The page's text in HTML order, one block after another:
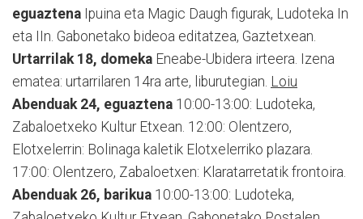
eguaztena Ipuina eta Magic Daugh figurak, Ludoteka In
eta IIn. Gabonetako bideoa editatzea, Gaztetxean.
Urtarrilak 18, domeka Eneabe-Ubidera irteera. Izena
ematea: urtarrilaren 14ra arte, liburutegian. Loiu
Abenduak 24, eguaztena 10:00-13:00: Ludoteka,
Zabaloetxeko Kultur Etxean. 12:00: Olentzero,
Elotxelerrin: Bolinaga kaletik Elotxelerriko plazara.
17:00: Olentzero, Zabaloetxen: Klaratarretatik frontoira.
Abenduak 26, barikua 10:00-13:00: Ludoteka,